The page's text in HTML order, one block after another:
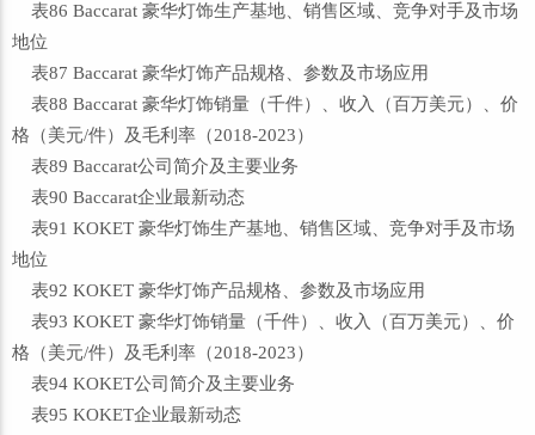
表86 Baccarat 豪华灯饰生产基地、销售区域、竞争对手及市场
地位
表87 Baccarat 豪华灯饰产品规格、参数及市场应用
表88 Baccarat 豪华灯饰销量（千件）、收入（百万美元）、价
格（美元/件）及毛利率（2018-2023）
表89 Baccarat公司简介及主要业务
表90 Baccarat企业最新动态
表91 KOKET 豪华灯饰生产基地、销售区域、竞争对手及市场
地位
表92 KOKET 豪华灯饰产品规格、参数及市场应用
表93 KOKET 豪华灯饰销量（千件）、收入（百万美元）、价
格（美元/件）及毛利率（2018-2023）
表94 KOKET公司简介及主要业务
表95 KOKET企业最新动态